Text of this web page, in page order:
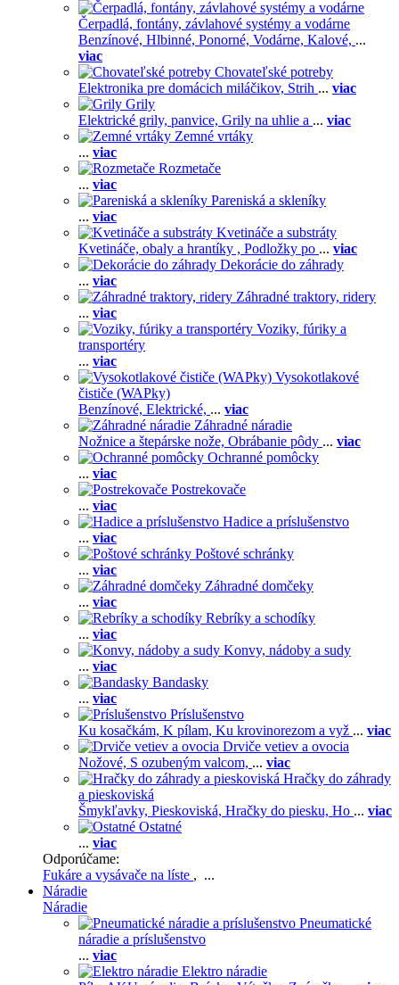
Čerpadlá, fontány, závlahové systémy a vodárne
Benzínové, Hlbinné, Ponorné, Vodárne, Kalové, ...
viac
Chovateľské potreby
Elektronika pre domácich miláčikov, Strih ... viac
Grily
Elektrické grily, panvice, Grily na uhlie a ... viac
Zemné vrtáky
... viac
Rozmetače
... viac
Pareniská a skleníky
... viac
Kvetináče a substráty
Kvetináče, obaly a hrantíky , Podložky po ... viac
Dekorácie do záhrady
... viac
Záhradné traktory, ridery
... viac
Voziky, fúriky a
transportéry
... viac
Vysokotlakové
čističe (WAPky)
Benzínové, Elektrické, ... viac
Záhradné náradie
Nožnice a štepárske nože, Obrábanie pôdy ... viac
Ochranné pomôcky
... viac
Postrekovače
... viac
Hadice a príslušenstvo
... viac
Poštové schránky
... viac
Záhradné domčeky
... viac
Rebríky a schodíky
... viac
Konvy, nádoby a sudy
... viac
Bandasky
... viac
Príslušenstvo
Ku kosačkám, K pílam, Ku krovinorezom a vyž ... viac
Drviče vetiev a ovocia
Nožové, S ozubeným valcom, ... viac
Hračky do záhrady
a pieskoviská
Šmykľavky, Pieskoviská, Hračky do piesku, Ho ... viac
Ostatné
... viac
Odporúčame:
Fukáre a vysávače na líste , ...
Náradie
Náradie
Pneumatické
náradie a príslušenstvo
... viac
Elektro náradie